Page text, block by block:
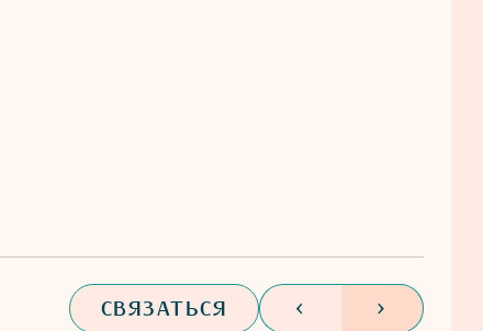
СВЯЗАТЬСЯ < >